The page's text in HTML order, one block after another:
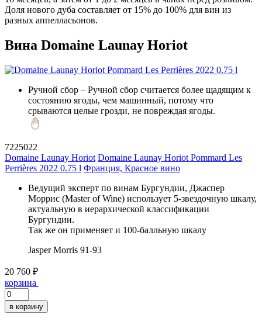
Доля нового дуба составляет от 15% до 100% для вин из
разных аппелласьонов.
Вина Domaine Launay Horiot
Ручной сбор – Ручной сбор считается более щадящим к
состоянию ягоды, чем машинный, потому что
срываются целые грозди, не повреждая ягоды.
7225022
Domaine Launay Horiot Domaine Launay Horiot Pommard Les
Perrières 2022 0.75 l Франция, Красное вино
Ведущий эксперт по винам Бургундии, Джаспер
Моррис (Master of Wine) использует 5-звездочную шкалу,
актуальную в иерархической классификации
Бургундии.
Так же он применяет и 100-балльную шкалу
Jasper Morris 91-93
20 760 ₽
корзина
в корзину